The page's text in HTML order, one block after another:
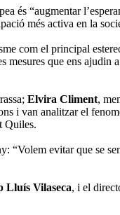
és “augmentar
més activa en la
com el principal
que ens ajudin
Elvira Climent,
i van analitzar el
Quiles.
“Volem evitar que se
Lluís Vilaseca, i el